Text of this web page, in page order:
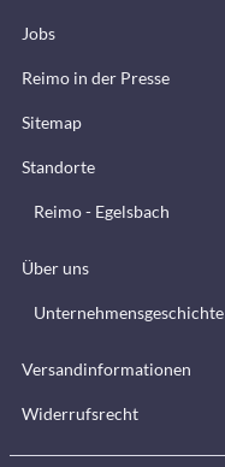
Jobs
Reimo in der Presse
Sitemap
Standorte
Reimo - Egelsbach
Über uns
Unternehmensgeschichte
Versandinformationen
Widerrufsrecht